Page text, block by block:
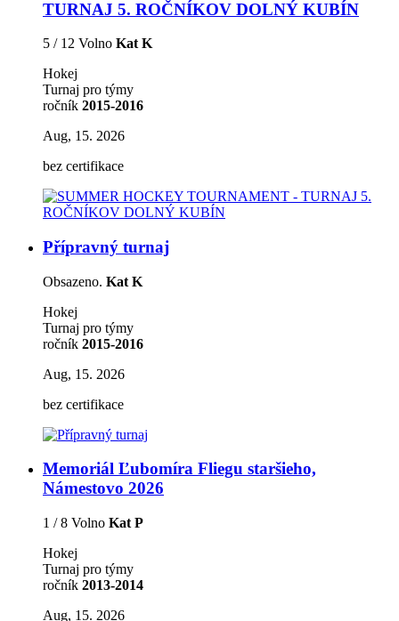
TURNAJ 5. ROČNÍKOV DOLNÝ KUBÍN
5 / 12 Volno Kat K
Hokej
Turnaj pro týmy
ročník 2015-2016
Aug, 15. 2026
bez certifikace
Přípravný turnaj
Obsazeno. Kat K
Hokej
Turnaj pro týmy
ročník 2015-2016
Aug, 15. 2026
bez certifikace
Memoriál Ľubomíra Fliegu staršieho,
Námestovo 2026
1 / 8 Volno Kat P
Hokej
Turnaj pro týmy
ročník 2013-2014
Aug, 15. 2026